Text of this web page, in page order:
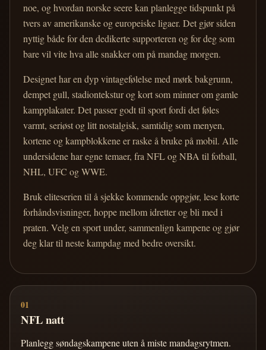
noe, og hvordan norske seere kan planlegge tidspunkt på
tvers av amerikanske og europeiske ligaer. Det gjør siden
nyttig både for den dedikerte supporteren og for deg som
bare vil vite hva alle snakker om på mandag morgen.
Designet har en dyp vintagefølelse med mørk bakgrunn,
dempet gull, stadiontekstur og kort som minner om gamle
kampplakater. Det passer godt til sport fordi det føles
varmt, seriøst og litt nostalgisk, samtidig som menyen,
kortene og kampblokkene er raske å bruke på mobil. Alle
undersidene har egne temaer, fra NFL og NBA til fotball,
NHL, UFC og WWE.
Bruk eliteserien til å sjekke kommende oppgjør, lese korte
forhåndsvisninger, hoppe mellom idretter og bli med i
praten. Velg en sport under, sammenlign kampene og gjør
deg klar til neste kampdag med bedre oversikt.
01
NFL natt
Planlegg søndagskampene uten å miste mandagsrytmen.